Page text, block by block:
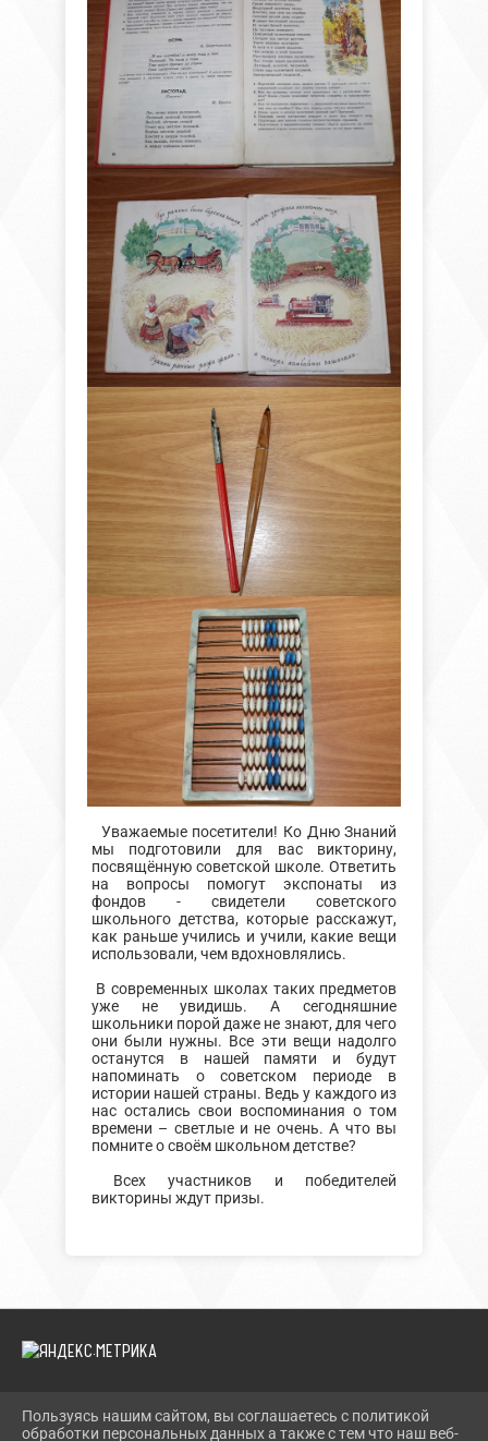
Уважаемые посетители! Ко Дню Знаний
мы подготовили для вас викторину,
посвящённую советской школе. Ответить
на вопросы помогут экспонаты из
фондов - свидетели советского
школьного детства, которые расскажут,
как раньше учились и учили, какие вещи
использовали, чем вдохновлялись.
В современных школах таких предметов
уже не увидишь. А сегодняшние
школьники порой даже не знают, для чего
они были нужны. Все эти вещи надолго
останутся в нашей памяти и будут
напоминать о советском периоде в
истории нашей страны. Ведь у каждого из
нас остались свои воспоминания о том
времени – светлые и не очень. А что вы
помните о своём школьном детстве?
Всех участников и победителей
викторины ждут призы.
2026 Г. MUZEYMELNIKOVO.RU
Пользуясь нашим сайтом, вы соглашаетесь с политикой
обработки персональных данных а также с тем что наш веб-